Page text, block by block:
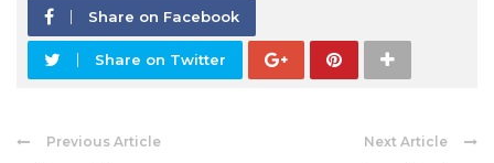
Share on Facebook
Share on Twitter
Previous Article Next Article